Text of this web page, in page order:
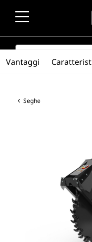
SEARCH
Seghe
Vantaggi